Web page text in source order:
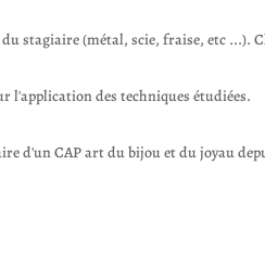
stagiaire (métal, scie, fraise, etc ...).
l'application des techniques étudiées.
d'un CAP art du bijou et du joyau